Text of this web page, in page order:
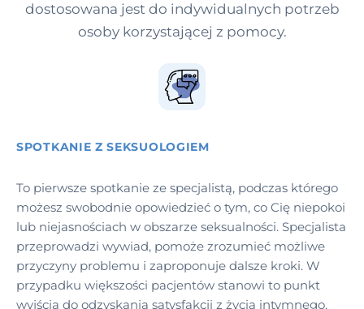
dostosowana jest do indywidualnych potrzeb
osoby korzystającej z pomocy.
SPOTKANIE Z SEKSUOLOGIEM
To pierwsze spotkanie ze specjalistą, podczas którego
możesz swobodnie opowiedzieć o tym, co Cię niepokoi
lub niejasnościach w obszarze seksualności. Specjalista
przeprowadzi wywiad, pomoże zrozumieć możliwe
przyczyny problemu i zaproponuje dalsze kroki. W
przypadku większości pacjentów stanowi to punkt
wyjścia do odzyskania satysfakcji z życia intymnego.